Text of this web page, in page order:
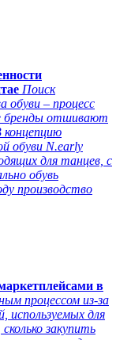
Поиск
обуви – процесс
бренды отшивают
концепцию
обуви N.early
для танцев, с
обувь
производство
в
процессом из-за
для
закупить